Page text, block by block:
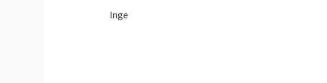
Inge